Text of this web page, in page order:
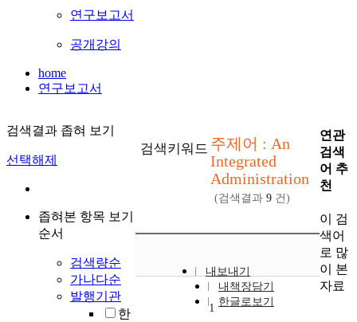
연구보고서
공개강의
home
연구보고서
검색결과 좁혀 보기
선택해제
좁혀본 항목 보기
순서
검색량순
가나다순
발행기관
한
검색키워드 주제어 : An
Integrated
Administration
(검색결과 9 건)
내보내기
내책장담기
한글로보기
1
연관
검색
어 추
천
이 검
색어
로 많
이 본
자료